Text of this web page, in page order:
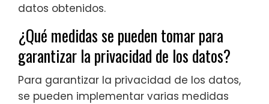
datos obtenidos.
¿Qué medidas se pueden tomar para
garantizar la privacidad de los datos?
Para garantizar la privacidad de los datos,
se pueden implementar varias medidas